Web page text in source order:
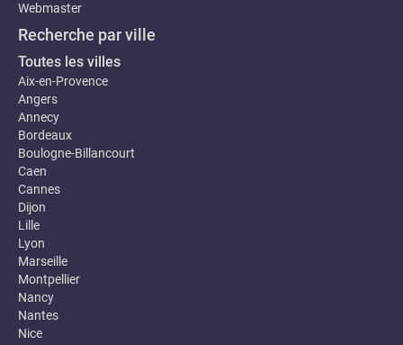
Webmaster
Recherche par ville
Toutes les villes
Aix-en-Provence
Angers
Annecy
Bordeaux
Boulogne-Billancourt
Caen
Cannes
Dijon
Lille
Lyon
Marseille
Montpellier
Nancy
Nantes
Nice